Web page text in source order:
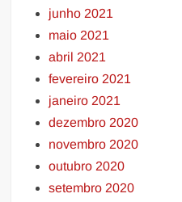
junho 2021
maio 2021
abril 2021
fevereiro 2021
janeiro 2021
dezembro 2020
novembro 2020
outubro 2020
setembro 2020